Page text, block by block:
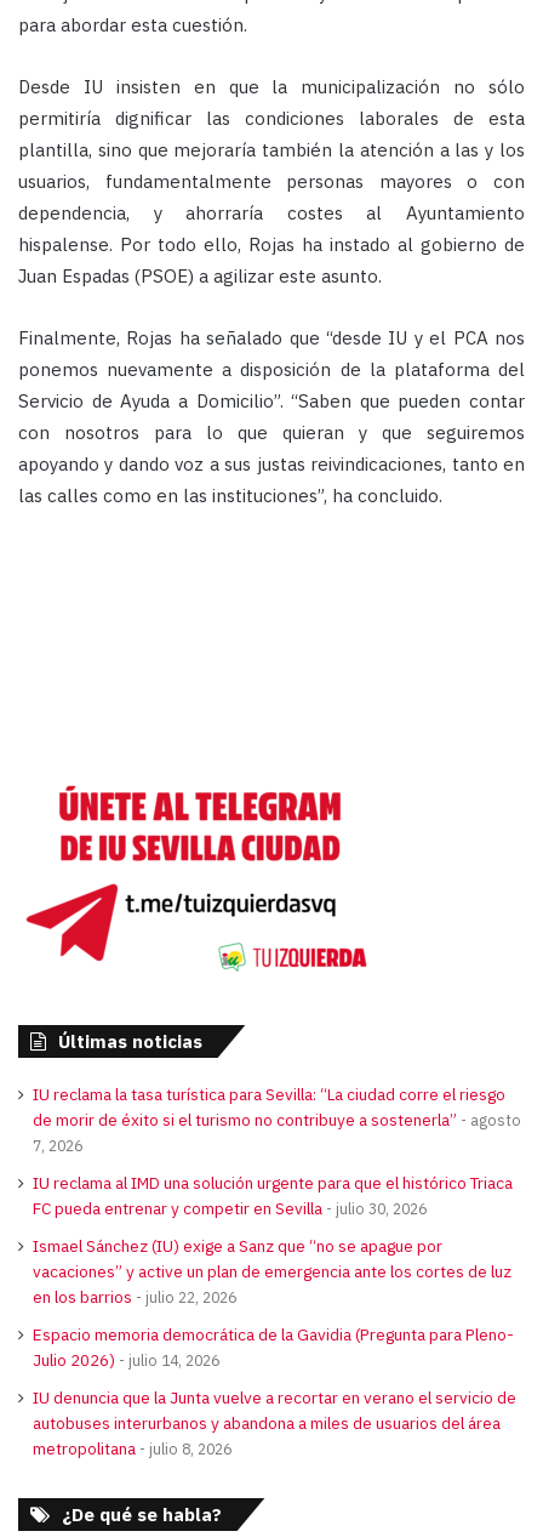
para abordar esta cuestión.
Desde IU insisten en que la municipalización no sólo
permitiría dignificar las condiciones laborales de esta
plantilla, sino que mejoraría también la atención a las y los
usuarios, fundamentalmente personas mayores o con
dependencia, y ahorraría costes al Ayuntamiento
hispalense. Por todo ello, Rojas ha instado al gobierno de
Juan Espadas (PSOE) a agilizar este asunto.
Finalmente, Rojas ha señalado que “desde IU y el PCA nos
ponemos nuevamente a disposición de la plataforma del
Servicio de Ayuda a Domicilio”. “Saben que pueden contar
con nosotros para lo que quieran y que seguiremos
apoyando y dando voz a sus justas reivindicaciones, tanto en
las calles como en las instituciones”, ha concluido.
Últimas noticias
IU reclama la tasa turística para Sevilla: “La ciudad corre el riesgo
de morir de éxito si el turismo no contribuye a sostenerla”
agosto
7, 2026
IU reclama al IMD una solución urgente para que el histórico Triaca
FC pueda entrenar y competir en Sevilla
julio 30, 2026
Ismael Sánchez (IU) exige a Sanz que “no se apague por
vacaciones” y active un plan de emergencia ante los cortes de luz
en los barrios
julio 22, 2026
Espacio memoria democrática de la Gavidia (Pregunta para Pleno-
Julio 2026)
julio 14, 2026
IU denuncia que la Junta vuelve a recortar en verano el servicio de
autobuses interurbanos y abandona a miles de usuarios del área
metropolitana
julio 8, 2026
¿De qué se habla?